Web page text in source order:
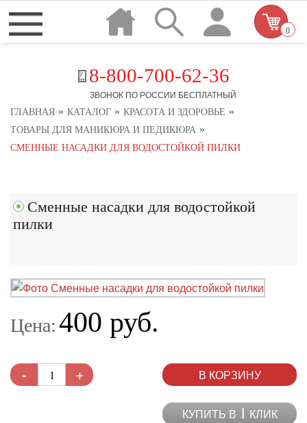
8-800-700-62-36
ЗВОНОК ПО РОССИИ БЕСПЛАТНЫЙ
0
ГЛАВНАЯ » КАТАЛОГ » КРАСОТА И ЗДОРОВЬЕ »
ТОВАРЫ ДЛЯ МАНИКЮРА И ПЕДИКЮРА »
СМЕННЫЕ НАСАДКИ ДЛЯ ВОДОСТОЙКОЙ ПИЛКИ
Сменные насадки для водостойкой
пилки
Цена:400 руб.
- + В КОРЗИНУ
КУПИТЬ В 1 КЛИК